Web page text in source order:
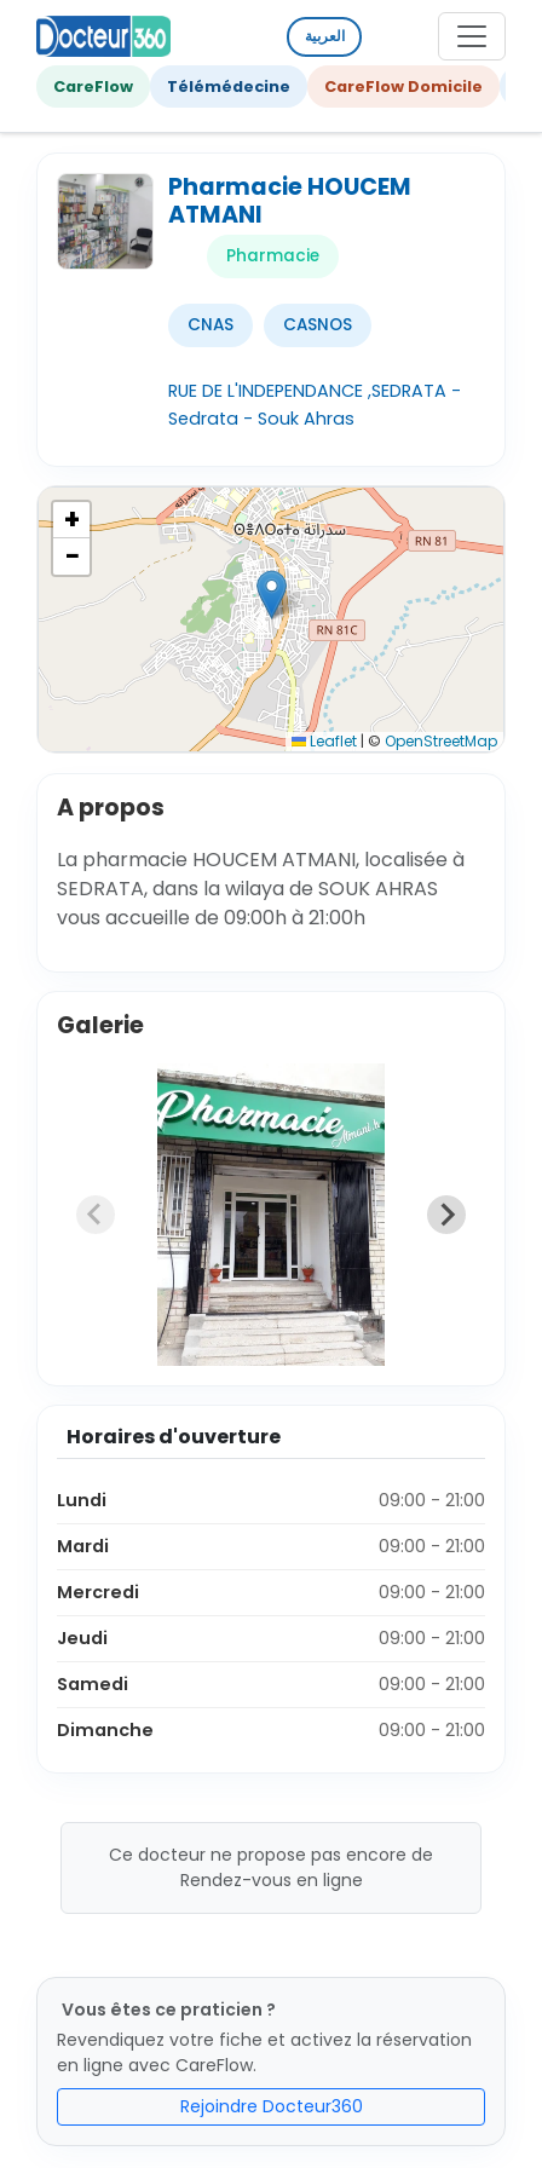
العربية
CareFlow Télémédecine CareFlow Domicile
Pharmacie HOUCEM
ATMANI
Pharmacie
CNAS CASNOS
RUE DE L'INDEPENDANCE ,SEDRATA -
Sedrata - Souk Ahras
+
−
Leaflet | © OpenStreetMap
A propos
La pharmacie HOUCEM ATMANI, localisée à
SEDRATA, dans la wilaya de SOUK AHRAS
vous accueille de 09:00h à 21:00h
Galerie
Horaires d'ouverture
Lundi
09:00 - 21:00
Mardi
09:00 - 21:00
Mercredi
09:00 - 21:00
Jeudi
09:00 - 21:00
Samedi
09:00 - 21:00
Dimanche
09:00 - 21:00
Ce docteur ne propose pas encore de
Rendez-vous en ligne
Vous êtes ce praticien ?
Revendiquez votre fiche et activez la réservation
en ligne avec CareFlow.
Rejoindre Docteur360